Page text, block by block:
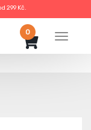
299 Kč.
Menu
0